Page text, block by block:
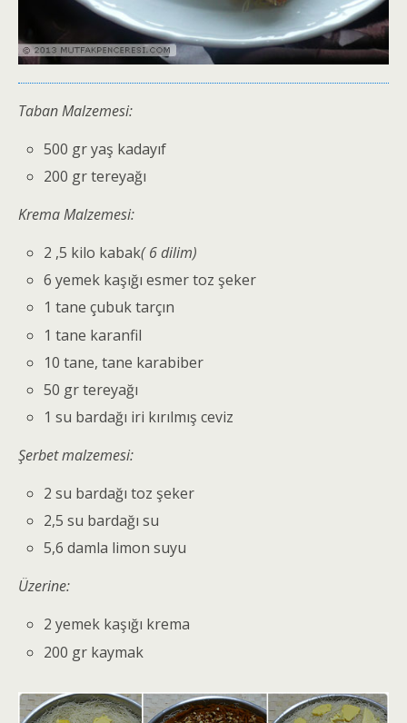
Taban Malzemesi:
500 gr yaş kadayıf
200 gr tereyağı
Krema Malzemesi:
2 ,5 kilo kabak( 6 dilim)
6 yemek kaşığı esmer toz şeker
1 tane çubuk tarçın
1 tane karanfil
10 tane, tane karabiber
50 gr tereyağı
1 su bardağı iri kırılmış ceviz
Şerbet malzemesi:
2 su bardağı toz şeker
2,5 su bardağı su
5,6 damla limon suyu
Üzerine:
2 yemek kaşığı krema
200 gr kaymak